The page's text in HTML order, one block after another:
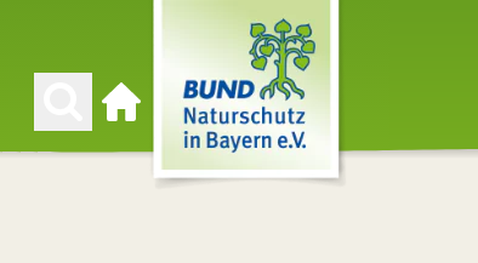
Zur Startseite